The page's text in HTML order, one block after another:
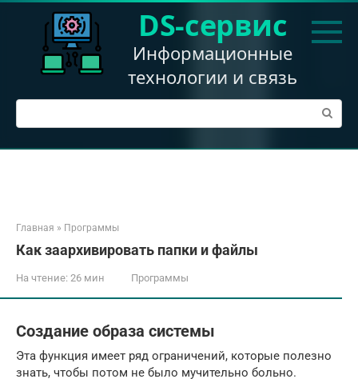
Перейти
DS-сервис
Информационные
технологии и связь
Поиск:
Главная » Программы
Как заархивировать папки и файлы
На чтение: 26 мин Программы
Создание образа системы
Эта функция имеет ряд ограничений, которые полезно
знать, чтобы потом не было мучительно больно.